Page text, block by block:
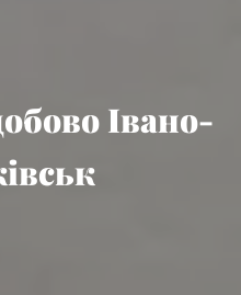
Івано-